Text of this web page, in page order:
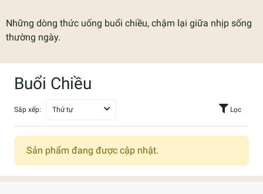
Những dòng thức uống buổi chiều, chậm lại giữa nhịp sống
thường ngày.
Buổi Chiều
Sắp xếp: Thứ tự Lọc
Sản phẩm đang được cập nhật.